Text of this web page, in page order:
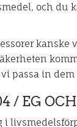
och du
passa in
/ EG
i